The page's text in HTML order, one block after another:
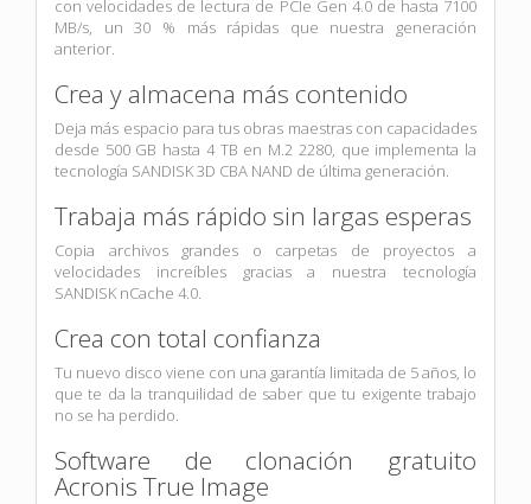
con velocidades de lectura de PCIe Gen 4.0 de hasta 7100
MB/s, un 30 % más rápidas que nuestra generación
anterior.
Crea y almacena más contenido
Deja más espacio para tus obras maestras con capacidades
desde 500 GB hasta 4 TB en M.2 2280, que implementa la
tecnología SANDISK 3D CBA NAND de última generación.
Trabaja más rápido sin largas esperas
Copia archivos grandes o carpetas de proyectos a
velocidades increíbles gracias a nuestra tecnología
SANDISK nCache 4.0.
Crea con total confianza
Tu nuevo disco viene con una garantía limitada de 5 años, lo
que te da la tranquilidad de saber que tu exigente trabajo
no se ha perdido.
Software de clonación gratuito
Acronis True Image